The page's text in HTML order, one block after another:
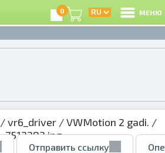
0 МЕНЮ
/vr6_driver /VWMotion 2 gadi. /
7512283.jpg
Отправить ссылку